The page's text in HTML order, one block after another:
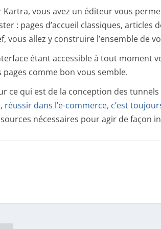
Kartra, vous avez un éditeur vous
: pages d’accueil classiques, articles
vous allez y construire l’ensemble de
étant accessible à tout moment
pages comme bon vous semble.
ce qui est de la conception des
réussir dans l’e-commerce, c’est
nécessaires pour agir de façon